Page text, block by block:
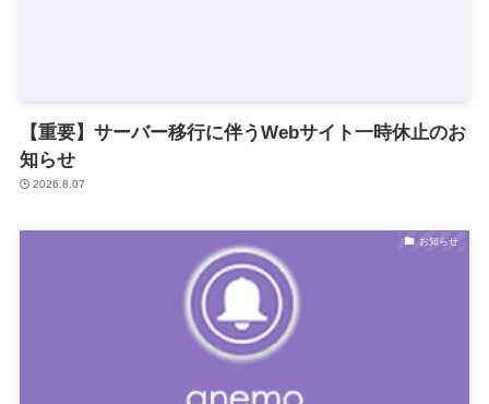
【重要】サーバー移行に伴うWebサイト一時休止のお
知らせ
2026.8.07
お知らせ